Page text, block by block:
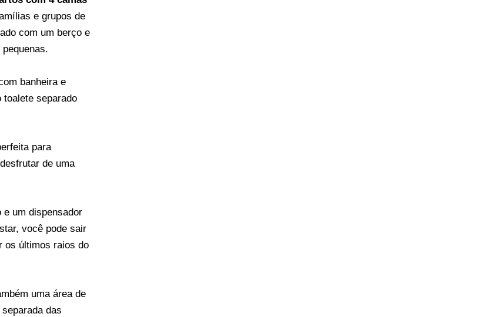
e grupos de
com um berço e
banheira e
toalete separado
para
de uma
um dispensador
você pode sair
os últimos raios do
uma área de
das